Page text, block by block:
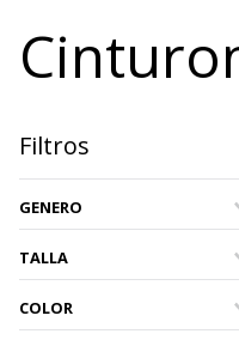
Filtros
GENERO
TALLA
L
COLOR